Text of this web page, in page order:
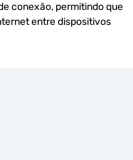
conexão, permitindo que
entre dispositivos